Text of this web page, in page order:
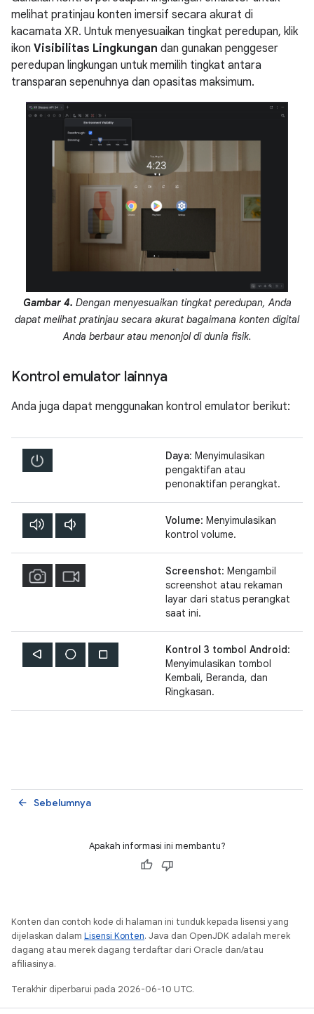
melihat pratinjau konten imersif secara akurat di
kacamata XR. Untuk menyesuaikan tingkat peredupan, klik
ikon Visibilitas Lingkungan dan gunakan penggeser
peredupan lingkungan untuk memilih tingkat antara
transparan sepenuhnya dan opasitas maksimum.
Gambar 4. Dengan menyesuaikan tingkat peredupan, Anda
dapat melihat pratinjau secara akurat bagaimana konten digital
Anda berbaur atau menonjol di dunia fisik.
Kontrol emulator lainnya
Anda juga dapat menggunakan kontrol emulator berikut:
Daya: Menyimulasikan
pengaktifan atau
penonaktifan perangkat.
Volume: Menyimulasikan
kontrol volume.
Screenshot: Mengambil
screenshot atau rekaman
layar dari status perangkat
saat ini.
Kontrol 3 tombol Android:
Menyimulasikan tombol
Kembali, Beranda, dan
Ringkasan.
Sebelumnya
arrow_back
Apakah informasi ini membantu?
Konten dan contoh kode di halaman ini tunduk kepada lisensi yang
dijelaskan dalam Lisensi Konten. Java dan OpenJDK adalah merek
dagang atau merek dagang terdaftar dari Oracle dan/atau
afiliasinya.
Terakhir diperbarui pada 2026-06-10 UTC.